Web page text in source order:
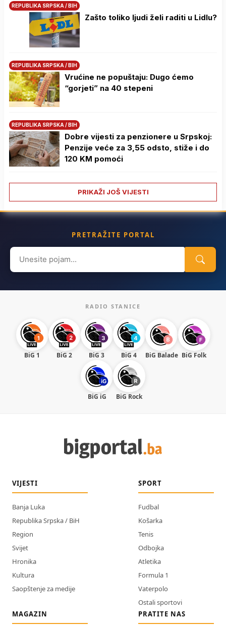
REPUBLIKA SRPSKA / BIH
Zašto toliko ljudi želi raditi u Lidlu?
REPUBLIKA SRPSKA / BIH
Vrućine ne popuštaju: Dugo ćemo
“gorjeti” na 40 stepeni
REPUBLIKA SRPSKA / BIH
Dobre vijesti za penzionere u Srpskoj:
Penzije veće za 3,55 odsto, stiže i do
120 KM pomoći
PRIKAŽI JOŠ VIJESTI
PRETRAŽITE PORTAL
Search
for:
RADIO STANICE
BiG 1 BiG 2 BiG 3 BiG 4 BiG Balade BiG Folk
BiG iG BiG Rock
VIJESTI
Banja Luka
Republika Srpska / BiH
Region
Svijet
Hronika
Kultura
Saopštenje za medije
SPORT
Fudbal
Košarka
Tenis
Odbojka
Atletika
Formula 1
Vaterpolo
Ostali sportovi
MAGAZIN
PRATITE NAS